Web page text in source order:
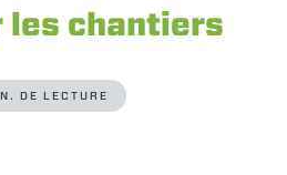
les chantiers
DE LECTURE